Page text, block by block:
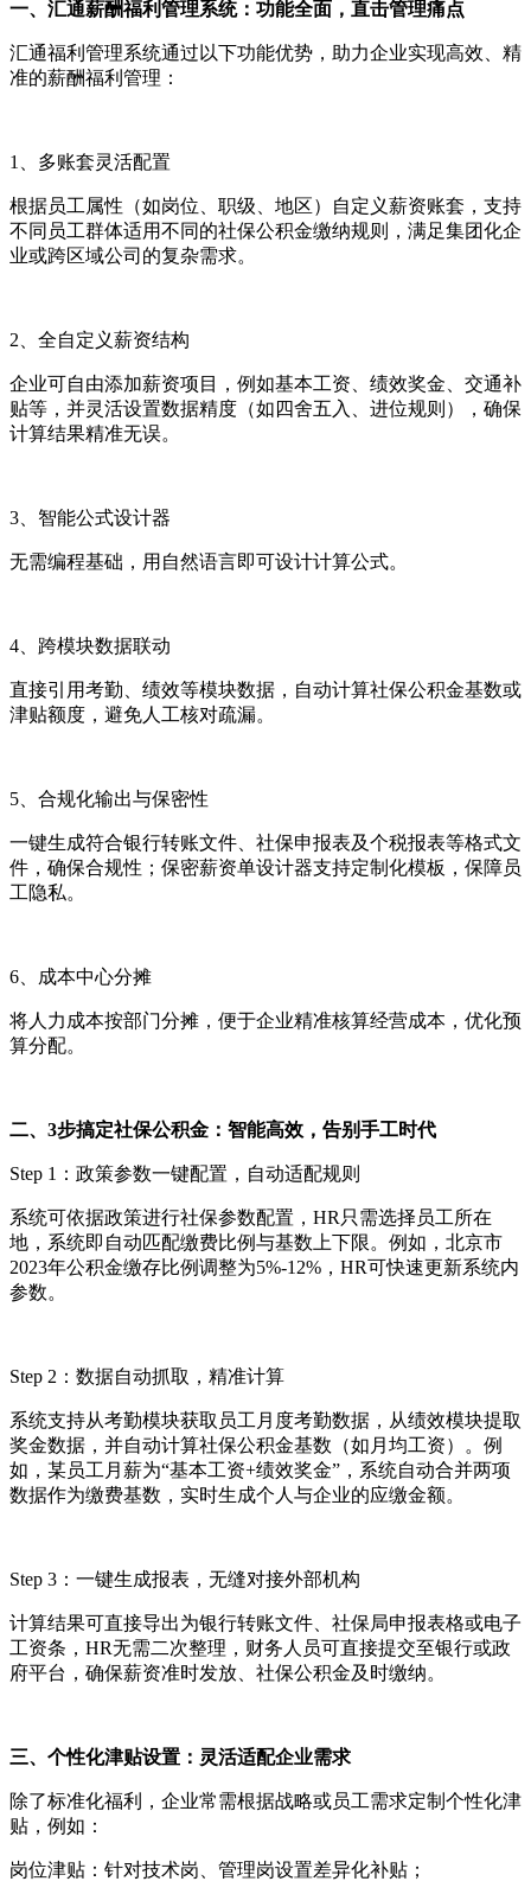
一、汇通薪酬福利管理系统：功能全面，直击管理痛点
汇通福利管理系统通过以下功能优势，助力企业实现高效、精
准的薪酬福利管理：
1 、多账套灵活配置
根据员工属性（如岗位、职级、地区）自定义薪资账套，支持
不同员工群体适用不同的社保公积金缴纳规则，满足集团化企
业或跨区域公司的复杂需求。
2 、全自定义薪资结构
企业可自由添加薪资项目，例如基本工资、绩效奖金、交通补
贴等，并灵活设置数据精度（如四舍五入、进位规则），确保
计算结果精准无误。
3 、智能公式设计器
无需编程基础，用自然语言即可设计计算公式。
4 、跨模块数据联动
直接引用考勤、绩效等模块数据，自动计算社保公积金基数或
津贴额度，避免人工核对疏漏。
5 、合规化输出与保密性
一键生成符合银行转账文件、社保申报表及个税报表等格式文
件，确保合规性；保密薪资单设计器支持定制化模板，保障员
工隐私。
6 、成本中心分摊
将人力成本按部门分摊，便于企业精准核算经营成本，优化预
算分配。
二、 3步搞定社保公积金：智能高效，告别手工时代
Step 1 ：政策参数一键配置，自动适配规则
系统可依据政策进行社保参数配置 ， HR 只需选择员工所在
地，系统即自动匹配缴费比例与基数上下限。例如，北京市
2023年公积金缴存比例调整为5%-12% ， HR可快速更新系统内
参数。
Step 2 ：数据自动抓取，精准计算
系统支持从考勤模块获取员工月度考勤数据 ，从绩效模块提取
奖金数据，并自动计算社保公积金基数（如月均工资）。例
如，某员工月薪为“基本工资+绩效奖金”，系统自动合并两项
数据作为缴费基数，实时生成个人与企业的应缴金额。
Step 3 ：一键生成报表，无缝对接外部机构
计算结果可直接导出为银行转账文件、社保局申报表格或电子
工资条， HR无需二次整理，财务人员可直接提交至银行或政
府平台， 确保薪资准时发放、社保公积金及时缴纳。
三、个性化津贴设置：灵活适配企业需求
除了标准化福利，企业常需根据战略或员工需求定制个性化津
贴，例如：
岗位津贴：针对技术岗、管理岗设置差异化补贴；